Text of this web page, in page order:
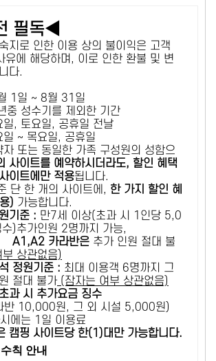
필독◀
지로 인한 이용 상의 불이익은 고객
유에 해당하며, 이로 인한 환불 및 변
다.
1일 ~ 8월 31일
중 성수기를 제외한 기간
, 토요일, 공휴일 전날
~ 목요일, 공휴일
또는 동일한 가족 구성원의 성함으
사이트를 예약하시더라도, 할인 혜택
이트에만 적용됩니다.
단 한 개의 사이트에, 한 가지 할인 혜
) 가능합니다.
기준 : 만7세 이상(초과 시 1인당 5,0
)추가인원 2명까지 가능,
카라반은 추가 인원 절대 불
상관없음)
정원기준 : ​최대 이용객 6명까지 그
절대 불가 (잠자는 여부 상관없음)
과 시 추가요금 징수
반 10,000원, 그 외 시설 5,000원)
에는 1일 이용료
캠핑 사이트당 한(1)대만 가능합니다.
칙 안내